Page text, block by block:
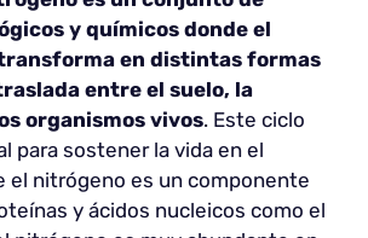
y químicos donde el
en distintas formas
entre el suelo, la
organismos vivos. Este ciclo
para sostener la vida en el
el nitrógeno es un componente
y ácidos nucleicos como el